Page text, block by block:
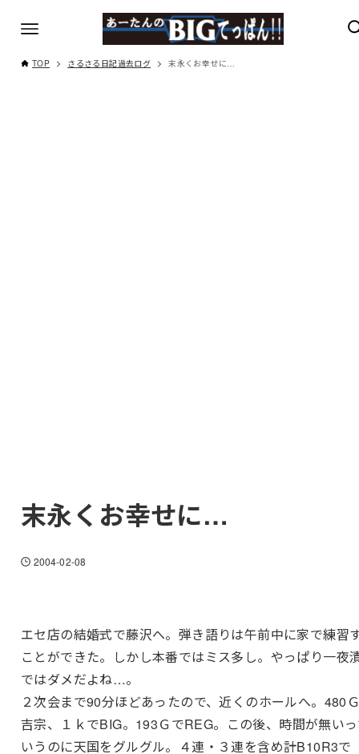
TOP さるさる日記過去ログ 末永くお幸せに…
末永くお幸せに…
2004-02-08
エセ店の結婚式で藤沢へ。弾き語りは午前中に家で練習
ことができた。しかし本番ではミス多し。やっぱり一夜
ではダメだよね…。
２次会まで90分ほどあったので、近くのホールへ。480
吉宗、１ｋでBIG。193ＧでREG。この後、時間が無い
いうのに天国をグルグル。４連・３連を含め計B10R3で